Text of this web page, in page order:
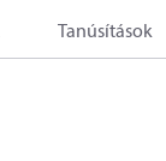
Tanúsítások